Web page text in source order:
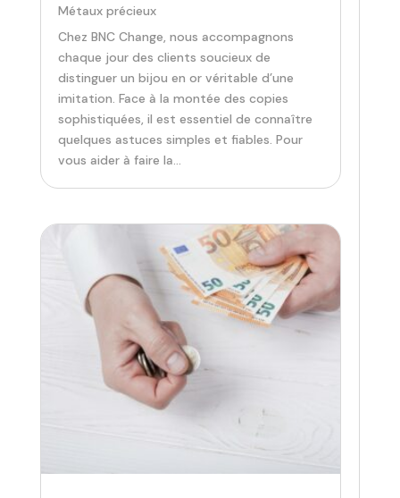
Métaux précieux
Chez BNC Change, nous accompagnons
chaque jour des clients soucieux de
distinguer un bijou en or véritable d’une
imitation. Face à la montée des copies
sophistiquées, il est essentiel de connaître
quelques astuces simples et fiables. Pour
vous aider à faire la...